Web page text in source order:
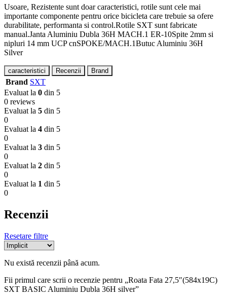
Usoare, Rezistente sunt doar caracteristici, rotile sunt cele mai
importante componente pentru orice bicicleta care trebuie sa ofere
durabilitate, performanta si control.Rotile SXT sunt fabricate
manual.Janta Aluminiu Dubla 36H MACH.1 ER-10Spite 2mm si
nipluri 14 mm UCP cnSPOKE/MACH.1Butuc Aluminiu 36H
Silver
caracteristici Recenzii Brand
Brand SXT
Evaluat la 0 din 5
0 reviews
Evaluat la 5 din 5
0
Evaluat la 4 din 5
0
Evaluat la 3 din 5
0
Evaluat la 2 din 5
0
Evaluat la 1 din 5
0
Recenzii
Resetare filtre
Nu există recenzii până acum.
Fii primul care scrii o recenzie pentru „Roata Fata 27,5″(584x19C)
SXT BASIC Aluminiu Dubla 36H silver”